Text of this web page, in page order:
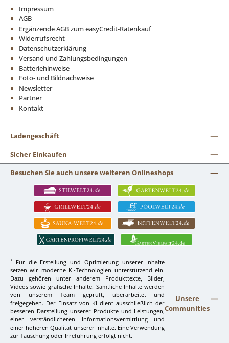
Impressum
AGB
Ergänzende AGB zum easyCredit-Ratenkauf
Widerrufsrecht
Datenschutzerklärung
Versand und Zahlungsbedingungen
Batteriehinweise
Foto- und Bildnachweise
Newsletter
Partner
Kontakt
Ladengeschäft
Sicher Einkaufen
Besuchen Sie auch unsere weiteren Onlineshops
*
Für die Erstellung und Optimierung unserer Inhalte
setzen wir moderne KI-Technologien unterstützend ein.
Dazu gehören unter anderem Produkttexte, Bilder,
Videos sowie grafische Inhalte. Sämtliche Inhalte werden
von unserem Team geprüft, überarbeitet und
freigegeben. Der Einsatz von KI dient ausschließlich der
besseren Darstellung unserer Produkte und Leistungen,
einer verständlicheren Informationsvermittlung und
einer höheren Qualität unserer Inhalte. Eine Verwendung
zur Täuschung oder Irreführung erfolgt nicht.
Unsere
Communities